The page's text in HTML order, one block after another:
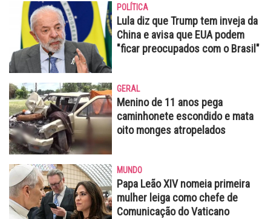
POLÍTICA
Lula diz que Trump tem inveja da
China e avisa que EUA podem
"ficar preocupados com o Brasil"
GERAL
Menino de 11 anos pega
caminhonete escondido e mata
oito monges atropelados
MUNDO
Papa Leão XIV nomeia primeira
mulher leiga como chefe de
Comunicação do Vaticano